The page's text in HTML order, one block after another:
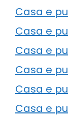
Casa e
Casa e
Casa e
Casa e
Casa e
Casa e